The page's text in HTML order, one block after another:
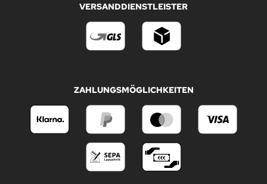
VERSANDDIENSTLEISTER
ZAHLUNGSMÖGLICHKEITEN